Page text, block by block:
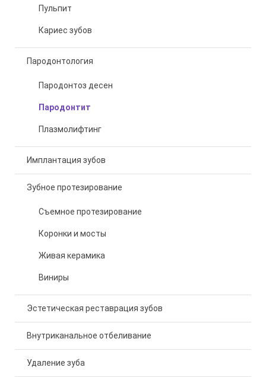
Пульпит
Кариес зубов
Пародонтология
Пародонтоз десен
Пародонтит
Плазмолифтинг
Имплантация зубов
Зубное протезирование
Съемное протезирование
Коронки и мосты
Живая керамика
Виниры
Эстетическая реставрация зубов
Внутриканальное отбеливание
Удаление зуба